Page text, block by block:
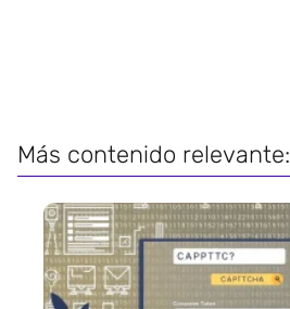
Más contenido relevante: